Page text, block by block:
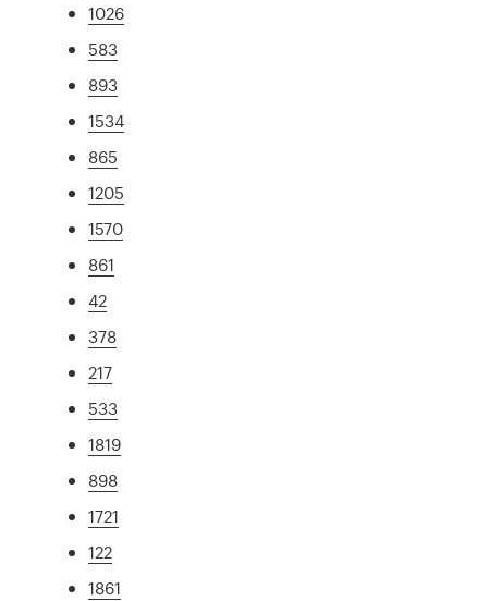
1026
583
893
1534
865
1205
1570
861
42
378
217
533
1819
898
1721
122
1861